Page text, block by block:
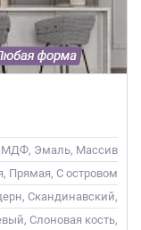
МДФ, Эмаль, Массив
Прямая, С островом
Скандинавский,
Современные
Слоновая кость,